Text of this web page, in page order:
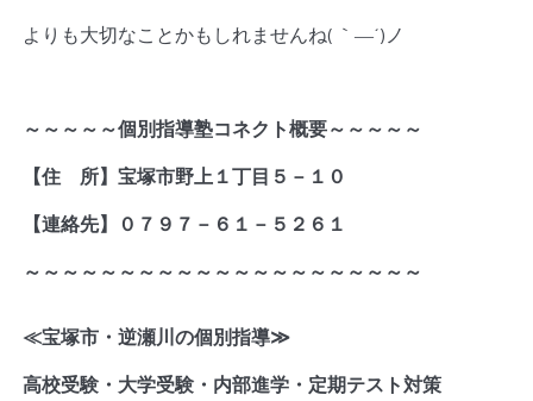
よりも大切なことかもしれませんね( ｀―´)ノ
～～～～～個別指導塾コネクト概要～～～～～
【住 所】宝塚市野上１丁目５－１０
【連絡先】０７９７－６１－５２６１
～～～～～～～～～～～～～～～～～～～～～
≪宝塚市・逆瀬川の個別指導≫
高校受験・大学受験・内部進学・定期テスト対策